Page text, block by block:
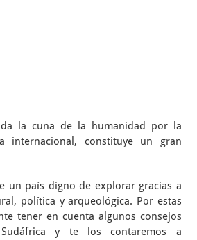
la cuna de la humanidad por la
internacional, constituye un gran
un país digno de explorar gracias a
política y arqueológica. Por estas
tener en cuenta algunos consejos
y te los contaremos a